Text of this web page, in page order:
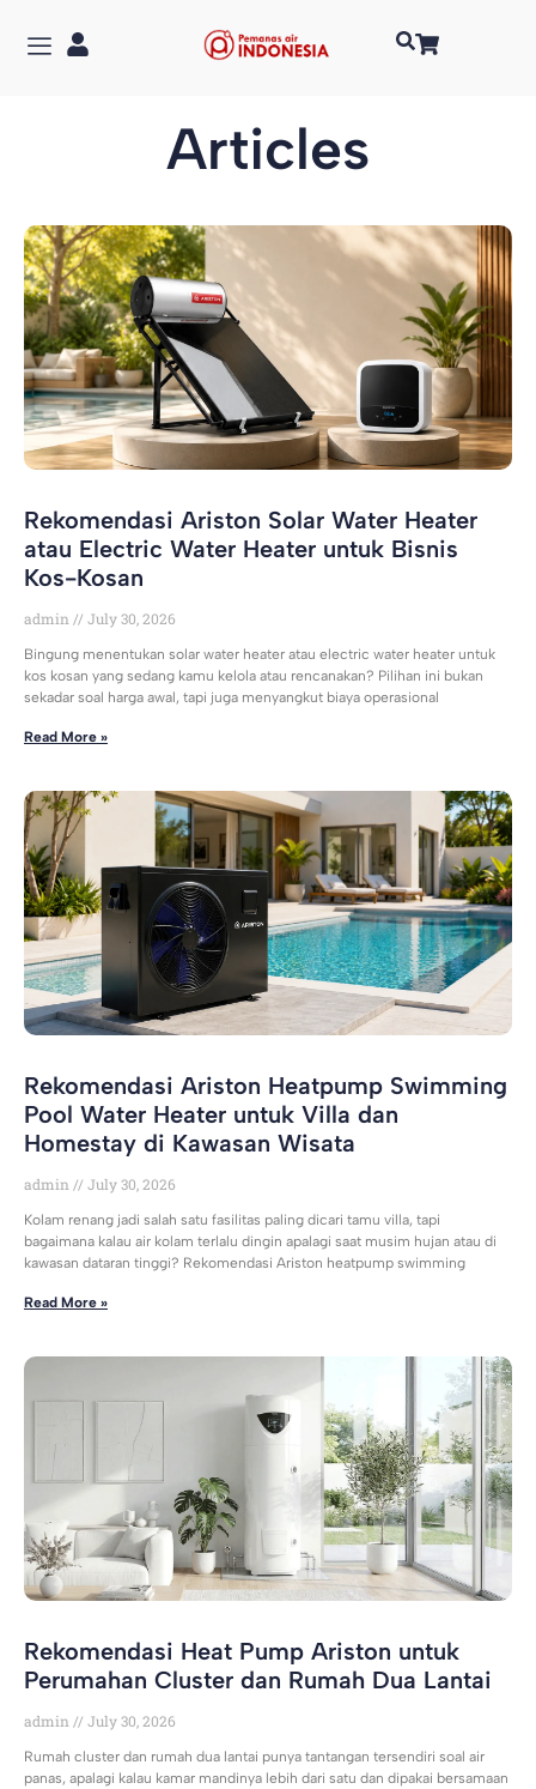
Articles
Rekomendasi Ariston Solar Water Heater
atau Electric Water Heater untuk Bisnis
Kos-Kosan
admin July 30, 2026
Bingung menentukan solar water heater atau electric water heater untuk
kos kosan yang sedang kamu kelola atau rencanakan? Pilihan ini bukan
sekadar soal harga awal, tapi juga menyangkut biaya operasional
Read More »
Rekomendasi Ariston Heatpump Swimming
Pool Water Heater untuk Villa dan
Homestay di Kawasan Wisata
admin July 30, 2026
Kolam renang jadi salah satu fasilitas paling dicari tamu villa, tapi
bagaimana kalau air kolam terlalu dingin apalagi saat musim hujan atau di
kawasan dataran tinggi? Rekomendasi Ariston heatpump swimming
Read More »
Rekomendasi Heat Pump Ariston untuk
Perumahan Cluster dan Rumah Dua Lantai
admin July 30, 2026
Rumah cluster dan rumah dua lantai punya tantangan tersendiri soal air
panas, apalagi kalau kamar mandinya lebih dari satu dan dipakai bersamaan